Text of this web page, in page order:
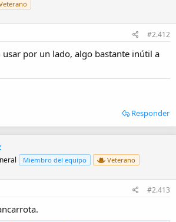
#2.412
usar por un lado, algo bastante inútil a
Responder
Miembro del equipo Veterano
#2.413